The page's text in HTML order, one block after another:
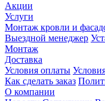
Акции
Услуги
Монтаж кровли и
Выездной менеджер
Монтаж
Доставка
Условия оплаты
Как сделать заказ
О компании